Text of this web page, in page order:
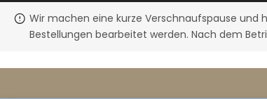
Wir machen eine kurze Verschnaufspause und
Bestellungen bearbeitet werden. Nach dem